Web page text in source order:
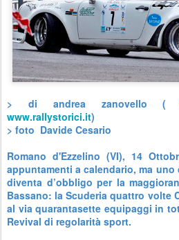
> di andrea zanovello (
www.rallystorici.it)
> foto Davide Cesario
Romano d'Ezzelino (VI), 14
appuntamenti a calendario, ma
diventa d’obbligo per la
Bassano: la Scuderia quattro volte
al via quarantasette equipaggi in
Revival di regolarità sport.